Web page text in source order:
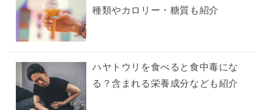
種類やカロリー・糖質も紹介
ハヤトウリを食べると食中毒にな
る？含まれる栄養成分なども紹介